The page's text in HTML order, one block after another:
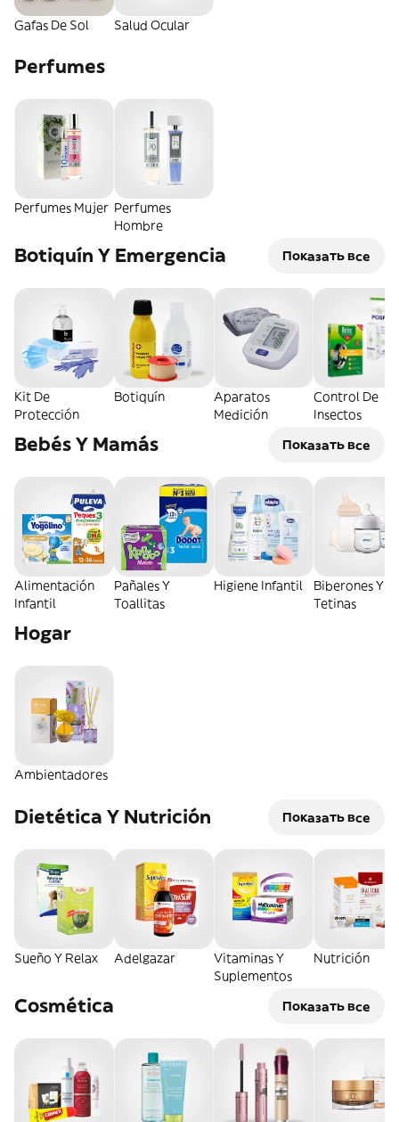
Gafas De Sol Salud Ocular
Perfumes
Perfumes Mujer Perfumes
Hombre
Botiquín Y Emergencia Показать все
Kit De
Protección
Botiquín
Aparatos
Medición
Control De
Insectos
Bebés Y Mamás Показать все
Alimentación
Infantil
Pañales Y
Toallitas
Higiene Infantil
Biberones Y
Tetinas
Hogar
Ambientadores
Dietética Y Nutrición Показать все
Sueño Y Relax Adelgazar
Vitaminas Y
Suplementos
Nutrición
Cosmética Показать все